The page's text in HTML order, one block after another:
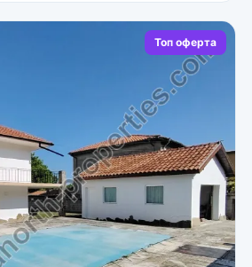
Топ оферта